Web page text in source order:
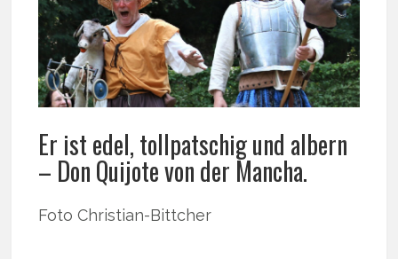
Er ist edel, tollpatschig und albern
– Don Quijote von der Mancha.
Foto Christian-Bittcher